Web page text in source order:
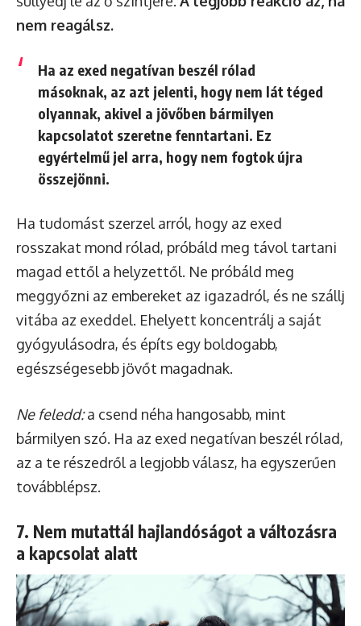
nem reagálsz.
Ha az exed negatívan beszél rólad
másoknak, az azt jelenti, hogy nem lát téged
olyannak, akivel a jövőben bármilyen
kapcsolatot szeretne fenntartani. Ez
egyértelmű jel arra, hogy nem fogtok újra
összejönni.
Ha tudomást szerzel arról, hogy az exed
rosszakat mond rólad, próbáld meg távol tartani
magad ettől a helyzettől. Ne próbáld meg
meggyőzni az embereket az igazadról, és ne szállj
vitába az exeddel. Ehelyett koncentrálj a saját
gyógyulásodra, és építs egy boldogabb,
egészségesebb jövőt magadnak.
Ne feledd:a csend néha hangosabb, mint
bármilyen szó. Ha az exed negatívan beszél rólad,
az a te részedről a legjobb válasz, ha egyszerűen
továbblépsz.
7. Nem mutattál hajlandóságot a változásra
a kapcsolat alatt